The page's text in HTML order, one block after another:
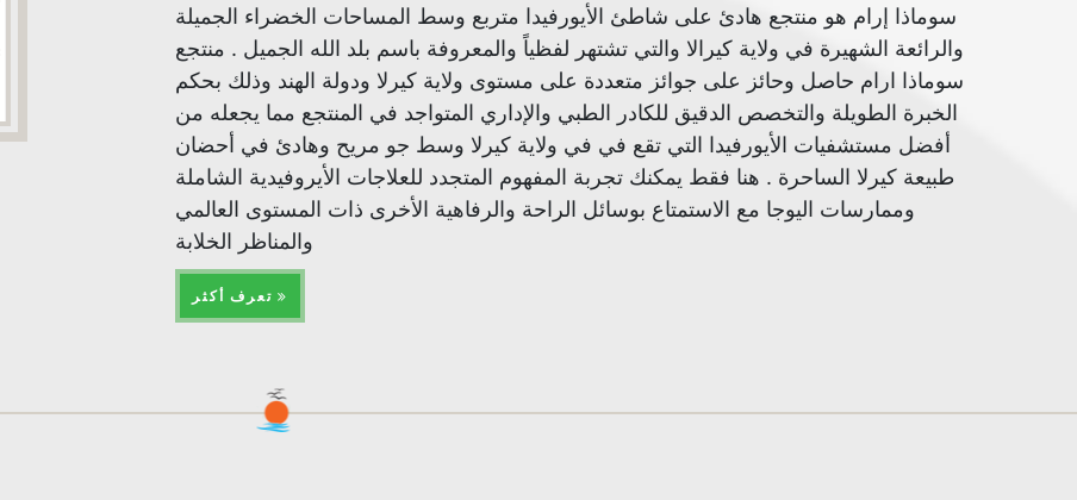
سوماذا إرام هو منتجع هادئ على شاطئ الأيورفيدا متربع وسط المساحات الخضراء الجميلة
والرائعة الشهيرة في ولاية كيرالا والتي تشتهر لفظياً والمعروفة باسم بلد الله الجميل . منتجع
سوماذا ارام حاصل وحائز على جوائز متعددة على مستوى ولاية كيرلا ودولة الهند وذلك بحكم
الخبرة الطويلة والتخصص الدقيق للكادر الطبي والإداري المتواجد في المنتجع مما يجعله من
أفضل مستشفيات الأيورفيدا التي تقع في في ولاية كيرلا وسط جو مريح وهادئ في أحضان
طبيعة كيرلا الساحرة . هنا فقط يمكنك تجربة المفهوم المتجدد للعلاجات الأيروفيدية الشاملة
وممارسات اليوجا مع الاستمتاع بوسائل الراحة والرفاهية الأخرى ذات المستوى العالمي
والمناظر الخلابة